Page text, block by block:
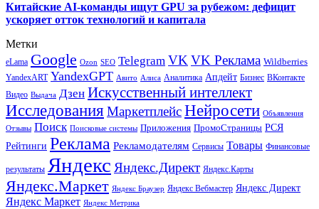
Китайские AI-команды ищут GPU за рубежом: дефицит
ускоряет отток технологий и капитала
Метки
eLama Google Ozon SEO Telegram VKVK Реклама Wildberries
YandexART YandexGPT Авито Алиса Аналитика Апдейт Бизнес ВКонтакте
Видео Выдача Дзен Искусственный интеллект
Исследования МаркетплейсНейросети Объявления
Отзывы Поиск Поисковые системы Приложения ПромоСтраницы РСЯ
Рейтинги Реклама Рекламодателям Сервисы Товары Финансовые
результаты Яндекс Яндекс.Директ Яндекс.Карты
Яндекс.Маркет Яндекс Браузер Яндекс Вебмастер Яндекс Директ
Яндекс Маркет Яндекс Метрика